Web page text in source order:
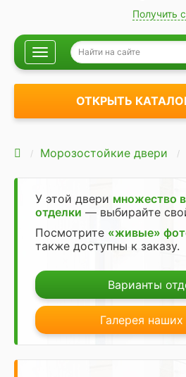
Получить
Навигация
ОТКРЫТЬ
Морозостойкие двери
У этой двери множество
отделки — выбирайте
Посмотрите «живые»
также доступны к заказу.
Варианты
Галерея наших